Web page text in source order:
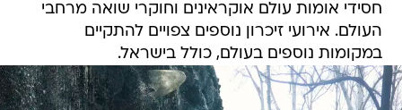
חסידי אומות עולם אוקראינים וחוקרי שואה מרחבי
העולם. אירועי זיכרון נוספים צפויים להתקיים
במקומות נוספים בעולם, כולל בישראל.